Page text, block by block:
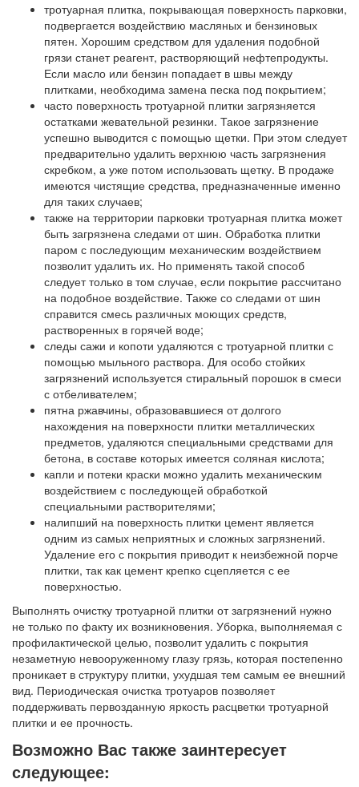
тротуарная плитка, покрывающая поверхность парковки,
подвергается воздействию масляных и бензиновых
пятен. Хорошим средством для удаления подобной
грязи станет реагент, растворяющий нефтепродукты.
Если масло или бензин попадает в швы между
плитками, необходима замена песка под покрытием;
часто поверхность тротуарной плитки загрязняется
остатками жевательной резинки. Такое загрязнение
успешно выводится с помощью щетки. При этом следует
предварительно удалить верхнюю часть загрязнения
скребком, а уже потом использовать щетку. В продаже
имеются чистящие средства, предназначенные именно
для таких случаев;
также на территории парковки тротуарная плитка может
быть загрязнена следами от шин. Обработка плитки
паром с последующим механическим воздействием
позволит удалить их. Но применять такой способ
следует только в том случае, если покрытие рассчитано
на подобное воздействие. Также со следами от шин
справится смесь различных моющих средств,
растворенных в горячей воде;
следы сажи и копоти удаляются с тротуарной плитки с
помощью мыльного раствора. Для особо стойких
загрязнений используется стиральный порошок в смеси
с отбеливателем;
пятна ржавчины, образовавшиеся от долгого
нахождения на поверхности плитки металлических
предметов, удаляются специальными средствами для
бетона, в составе которых имеется соляная кислота;
капли и потеки краски можно удалить механическим
воздействием с последующей обработкой
специальными растворителями;
налипший на поверхность плитки цемент является
одним из самых неприятных и сложных загрязнений.
Удаление его с покрытия приводит к неизбежной порче
плитки, так как цемент крепко сцепляется с ее
поверхностью.
Выполнять очистку тротуарной плитки от загрязнений нужно
не только по факту их возникновения. Уборка, выполняемая с
профилактической целью, позволит удалить с покрытия
незаметную невооруженному глазу грязь, которая постепенно
проникает в структуру плитки, ухудшая тем самым ее внешний
вид. Периодическая очистка тротуаров позволяет
поддерживать первозданную яркость расцветки тротуарной
плитки и ее прочность.
Возможно Вас также заинтересует
следующее: